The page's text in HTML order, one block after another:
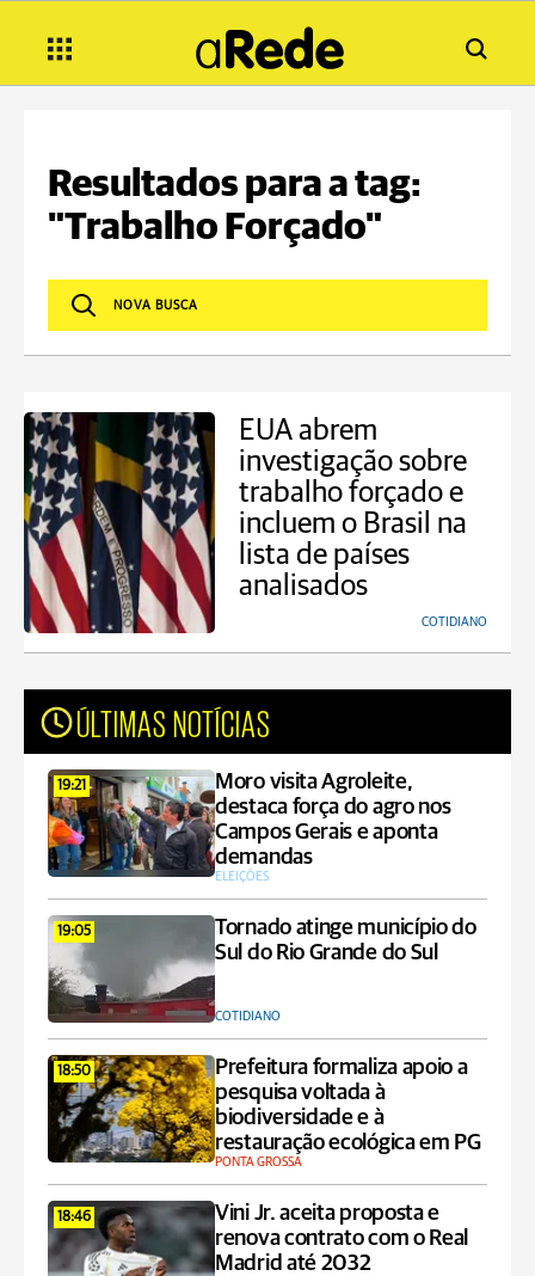
Resultados para a tag:
"Trabalho Forçado"
EUA abrem
investigação sobre
trabalho forçado e
incluem o Brasil na
lista de países
analisados
COTIDIANO
ÚLTIMAS NOTÍCIAS
19:21
Moro visita Agroleite,
destaca força do agro nos
Campos Gerais e aponta
demandas
ELEIÇÕES
19:05
Tornado atinge município do
Sul do Rio Grande do Sul
COTIDIANO
18:50
Prefeitura formaliza apoio a
pesquisa voltada à
biodiversidade e à
restauração ecológica em PG
PONTA GROSSA
18:46
Vini Jr. aceita proposta e
renova contrato com o Real
Madrid até 2032